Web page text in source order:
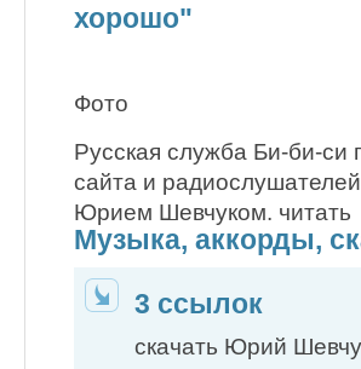
хорошо"
Фото
Русская служба Би-би-си
сайта и
Юрием Шевчуком. читать
Музыка, аккорды,
3 ссылок
скачать Юрий